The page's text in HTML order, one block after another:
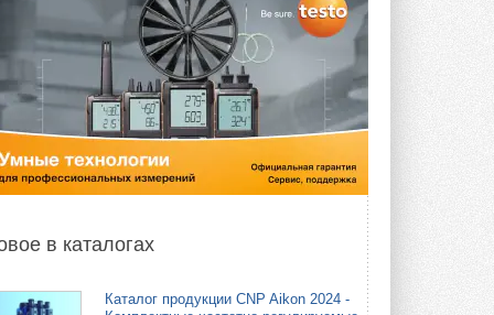
в каталогах
Каталог продукции CNP Aikon 2024 -